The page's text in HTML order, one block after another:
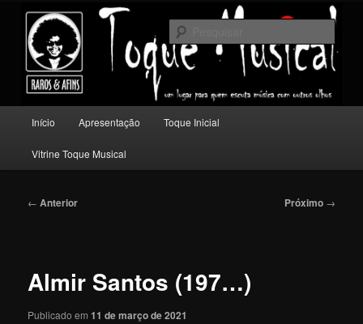
conteúdo
principalToque Musical
Um lugar para quem escuta música com outros olhos.
principal
Início Apresentação Toque Inicial
Vitrine Toque Musical
Navegação
← Anterior Próximo →
Almir Santos (197…)
Publicado em11 de março de 2021